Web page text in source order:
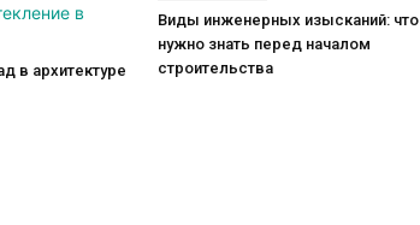
в архитектуре
Виды инженерных изысканий: что
нужно знать перед началом
строительства